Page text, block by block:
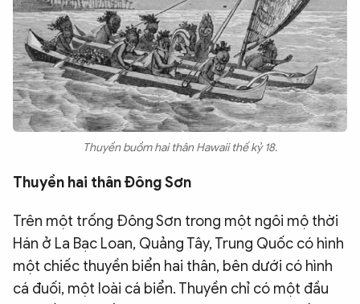
Thuyền buồm hai thân Hawaii thế kỷ 18.
Thuyền hai thân Đông Sơn
Trên một trống Đông Sơn trong một ngôi mộ thời
Hán ở La Bạc Loan, Quảng Tây, Trung Quốc có hình
một chiếc thuyền biển hai thân, bên dưới có hình
cá đuối, một loài cá biển. Thuyền chỉ có một đầu